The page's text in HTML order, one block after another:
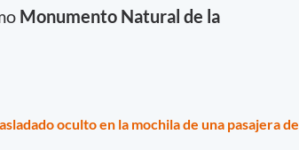
Monumento Natural de la
oculto en la mochila de una pasajera de